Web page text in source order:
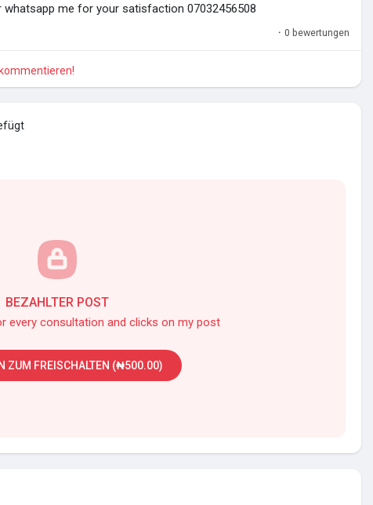
me for your satisfaction 07032456508
· 0 bewertungen
BEZAHLTER POST
every consultation and clicks on my post
ZUM FREISCHALTEN (₦500.00)